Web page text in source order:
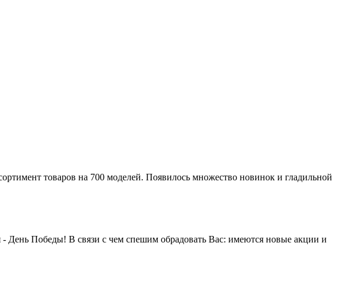
товаров на 700 моделей. Появилось множество новинок и гладильной
Победы! В связи с чем спешим обрадовать Вас: имеются новые акции и